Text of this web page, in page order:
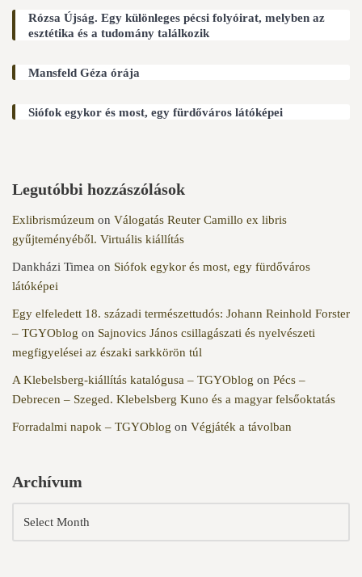
Rózsa Újság. Egy különleges pécsi folyóirat, melyben az
esztétika és a tudomány találkozik
Mansfeld Géza órája
Siófok egykor és most, egy fürdőváros látóképei
Legutóbbi hozzászólások
Exlibrismúzeum on Válogatás Reuter Camillo ex libris
gyűjteményéből. Virtuális kiállítás
Dankházi Timea on Siófok egykor és most, egy fürdőváros
látóképei
Egy elfeledett 18. századi természettudós: Johann Reinhold Forster
– TGYOblog on Sajnovics János csillagászati és nyelvészeti
megfigyelései az északi sarkkörön túl
A Klebelsberg-kiállítás katalógusa – TGYOblog on Pécs –
Debrecen – Szeged. Klebelsberg Kuno és a magyar felsőoktatás
Forradalmi napok – TGYOblog on Végjáték a távolban
Archívum